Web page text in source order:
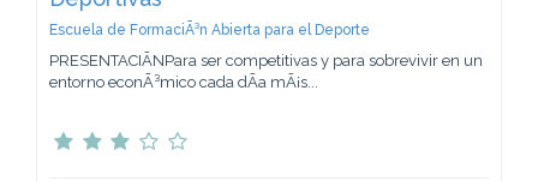
Escuela de FormaciÃ³n Abierta para el Deporte
PRESENTACIÃNPara ser competitivas y para sobrevivir en un
entorno econÃ³mico cada dÃ­a mÃ¡s...